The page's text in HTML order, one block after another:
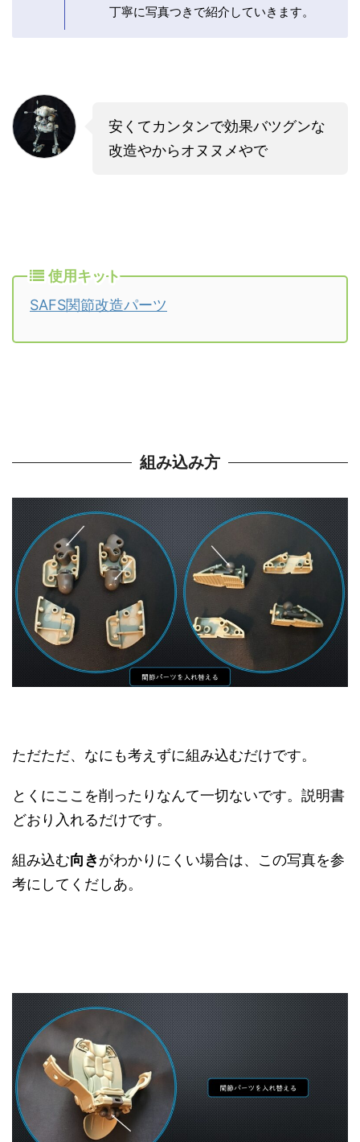
丁寧に写真つきで紹介していきます。
安くてカンタンで効果バツグンな
改造やからオヌヌメやで
使用キット
SAFS関節改造パーツ
組み込み方
ただただ、なにも考えずに組み込むだけです。
とくにここを削ったりなんて一切ないです。説明書
どおり入れるだけです。
組み込む向きがわかりにくい場合は、この写真を参
考にしてくだしあ。